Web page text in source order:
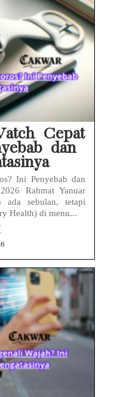
Cepat
dan
Ini Penyebab dan
Rahmat Yanuar
sebulan, tetapi
Health) di menu...